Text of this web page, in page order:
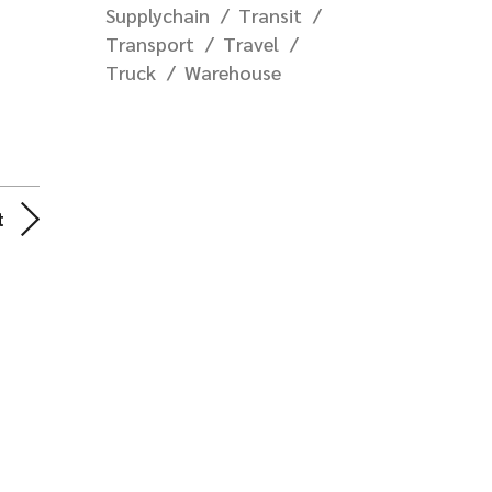
Supplychain
Transit
Transport
Travel
Truck
Warehouse